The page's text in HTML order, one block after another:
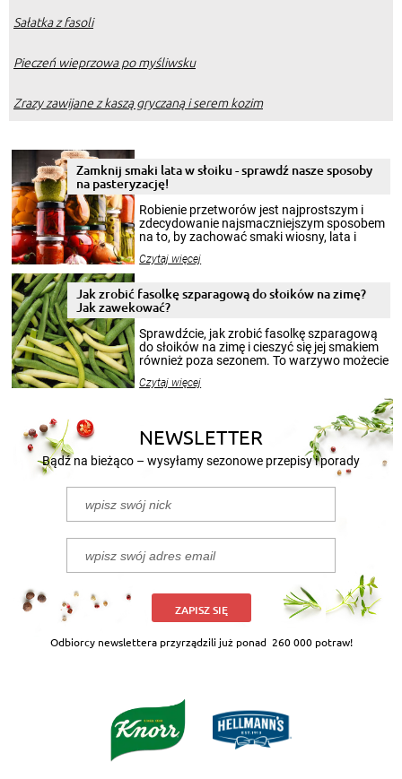
Sałatka z fasoli
Pieczeń wieprzowa po myśliwsku
Zrazy zawijane z kaszą gryczaną i serem kozim
Zamknij smaki lata w słoiku - sprawdź nasze sposoby
na pasteryzację!
Robienie przetworów jest najprostszym i
zdecydowanie najsmaczniejszym sposobem
na to, by zachować smaki wiosny, lata i
krajobrazów, by cieszyć nimi oko w sezonie
pełni poczuć atmosferę cieplejszych
miesięcy. Przygotowanie słoików ze
patenty, które pozwolą zachować świeżość
przetworów.
Czytaj więcej
Jak zrobić fasolkę szparagową do słoików na zimę?
Jak zawekować?
Sprawdźcie, jak zrobić fasolkę szparagową
do słoików na zimę i cieszyć się jej smakiem
również poza sezonem. To warzywo możecie
nasze propozycje!
Czytaj więcej
NEWSLETTER
Bądź na bieżąco – wysyłamy sezonowe przepisy i porady
ZAPISZ SIĘ
Odbiorcy newslettera przyrządzili już ponad 260 000 potraw!